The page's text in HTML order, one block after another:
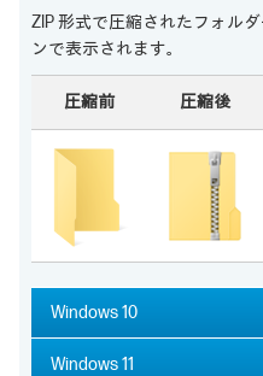
ZIP 形式で圧縮されたフォル
ンで表示されます。
圧縮前 圧縮後
Windows 10
Windows 11